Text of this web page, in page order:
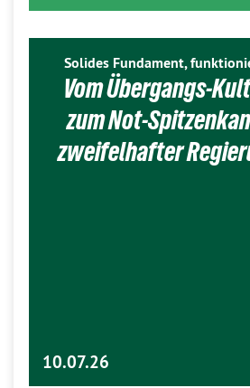
Solides Fundament,
Vom Übergangs-
zum Not-
zweifelhafter
10.07.26